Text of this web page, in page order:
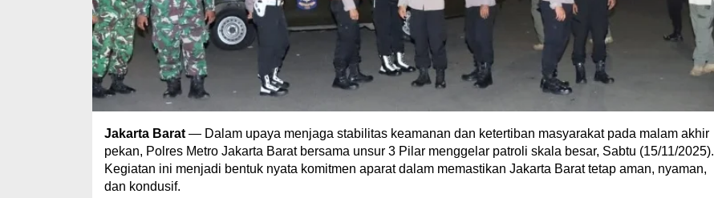
Jakarta Barat— Dalam upaya menjaga stabilitas keamanan dan ketertiban masyarakat pada malam akhir
pekan, Polres Metro Jakarta Barat bersama unsur 3 Pilar menggelar patroli skala besar, Sabtu (15/11/2025).
Kegiatan ini menjadi bentuk nyata komitmen aparat dalam memastikan Jakarta Barat tetap aman, nyaman,
dan kondusif.